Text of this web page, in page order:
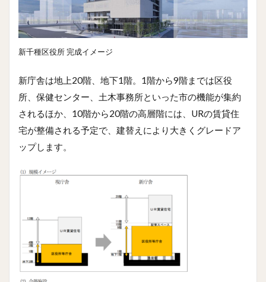
新千種区役所 完成イメージ
新庁舎は地上20階、地下1階。1階から9階までは区役
所、保健センター、土木事務所といった市の機能が集約
されるほか、10階から20階の高層階には、URの賃貸住
宅が整備される予定で、建替えにより大きくグレードア
ップします。